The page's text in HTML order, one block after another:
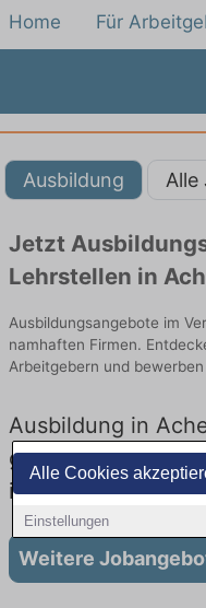
Alle Cookies
Einstellungen
Home Für
Ausbildung Alle
Jetzt
Lehrstellen in
Ausbildungsangebote im
namhaften Firmen.
Arbeitgebern und
Ausbildung in
gibt es keine
in Achern
Weitere